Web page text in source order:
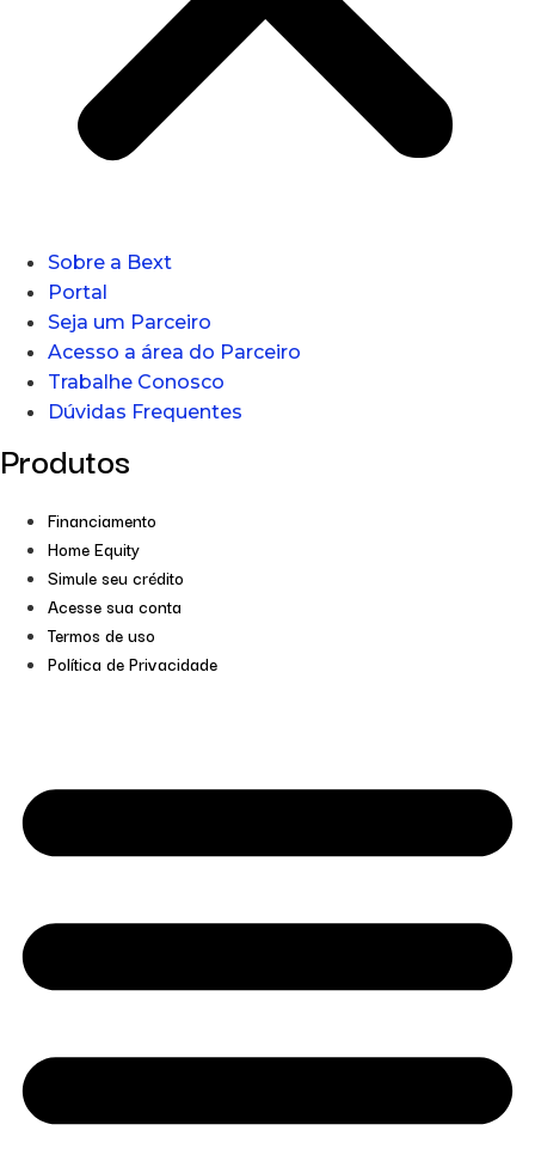
Sobre a Bext
Portal
Seja um Parceiro
Acesso a área do Parceiro
Trabalhe Conosco
Dúvidas Frequentes
Produtos
Financiamento
Home Equity
Simule seu crédito
Acesse sua conta
Termos de uso
Política de Privacidade